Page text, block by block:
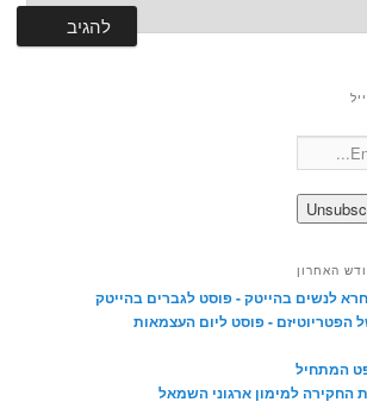
האחרון
לנשים בהייטק - פוסט לגברים בהייטק
הפטריוטיזם - פוסט ליום העצמאות
המתחיל
החקירה למימון ארגוני השמאל